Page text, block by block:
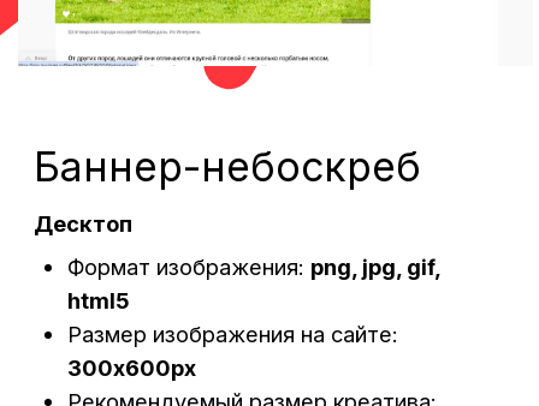
пример размеров
Материалы необходимо предоставить
до начала размещения